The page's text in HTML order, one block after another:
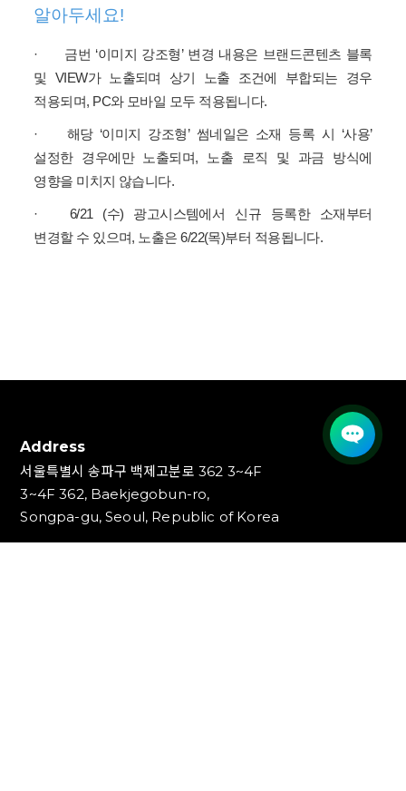
알아두세요!
·
금번 ‘이미지 강조형’ 변경 내용은 브랜드콘텐츠 블록
및 VIEW가 노출되며 상기 노출 조건에 부합되는 경우
적용되며, PC와 모바일 모두 적용됩니다.
·
해당 ‘이미지 강조형’ 썸네일은 소재 등록 시 ‘사용’
설정한 경우에만 노출되며, 노출 로직 및 과금 방식에
영향을 미치지 않습니다.
·
6/21 (수) 광고시스템에서 신규 등록한 소재부터
변경할 수 있으며, 노출은 6/22(목)부터 적용됩니다.
Address
서울특별시 송파구 백제고분로 362 3~4F
3~4F 362, Baekjegobun-ro,
Songpa-gu, Seoul, Republic of Korea